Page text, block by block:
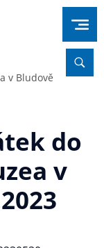
v Bludově
do
v